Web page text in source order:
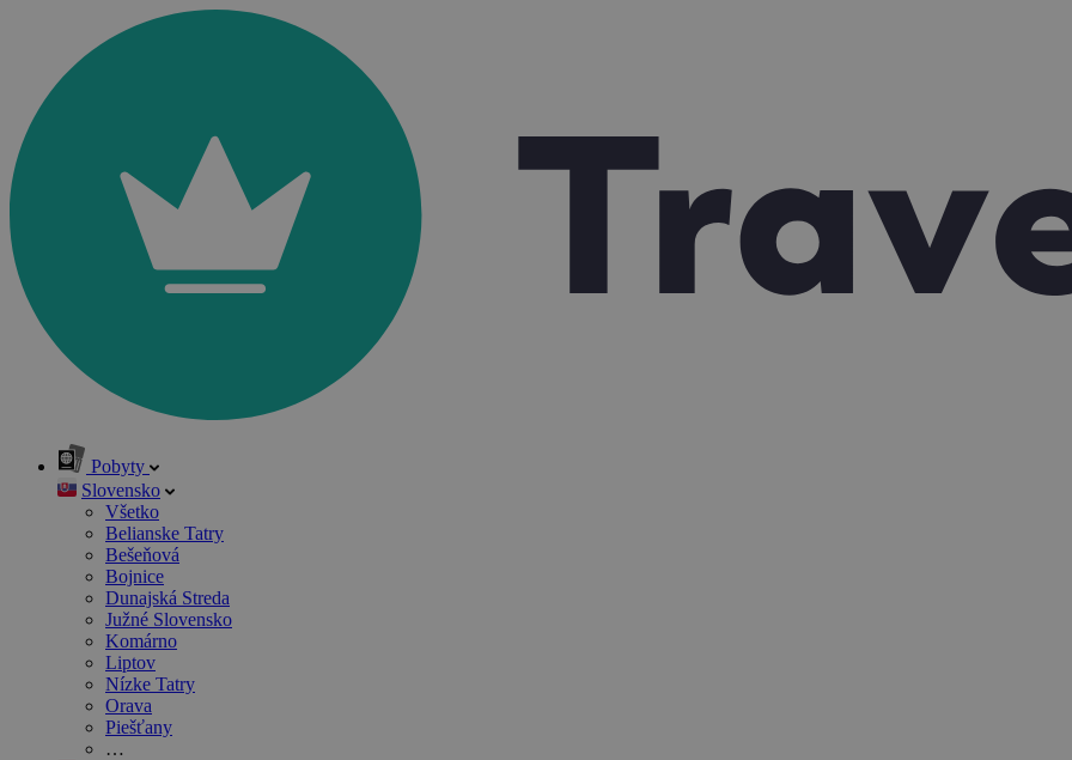
Pobyty
Slovensko
Všetko
Belianske Tatry
Bešeňová
Bojnice
Dunajská Streda
Južné Slovensko
Komárno
Liptov
Nízke Tatry
Orava
Piešťany
…